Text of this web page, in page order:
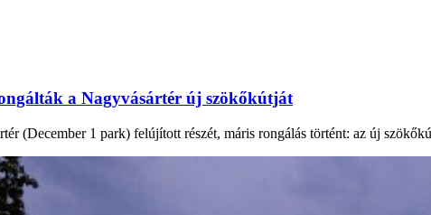
a Nagyvásártér új szökőkútját
(December 1 park) felújított részét, máris rongálás történt: az új